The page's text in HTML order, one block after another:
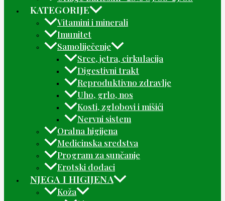
KATEGORIJE
Vitamini i minerali
Imunitet
Samoliječenje
Srce, jetra, cirkulacija
Digestivni trakt
Reproduktivno zdravlje
Uho, grlo, nos
Kosti, zglobovi i mišići
Nervni sistem
Oralna higijena
Medicinska sredstva
Program za sunčanje
Erotski dodaci
NJEGA I HIGIJENA
Koža